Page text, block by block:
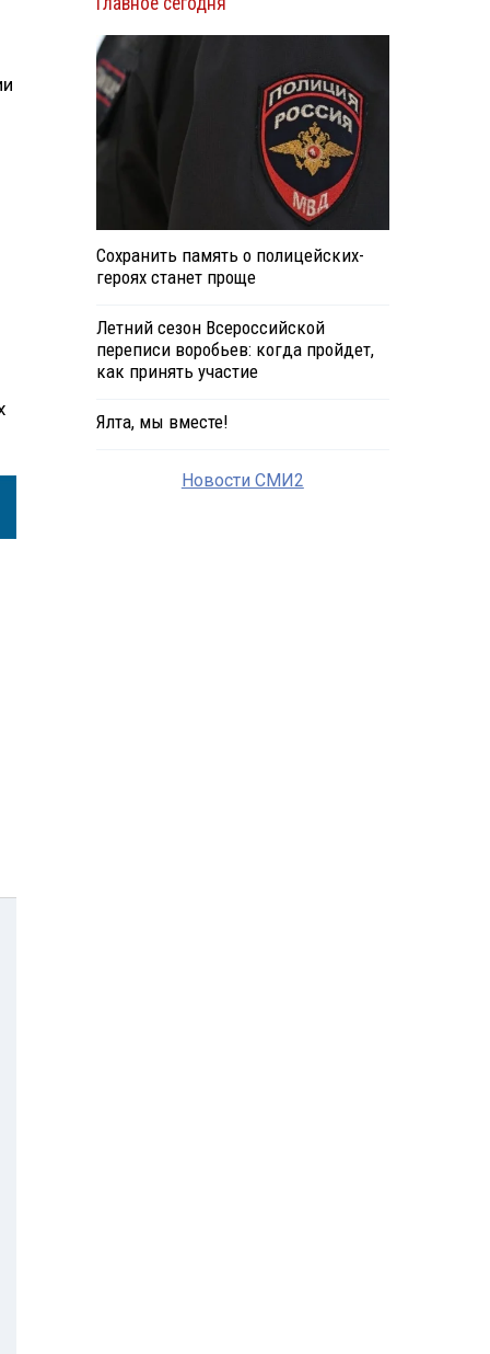
Сохранить память о полицейских-
героях станет проще
Летний сезон Всероссийской
переписи воробьев: когда пройдет,
как принять участие
Ялта, мы вместе!
Новости СМИ2